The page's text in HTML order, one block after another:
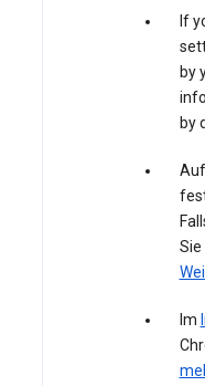
If
by
by
Sie
Im